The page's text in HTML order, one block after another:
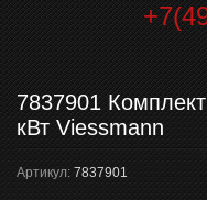
7837901
кВт Viessmann
Артикул: 7837901
ChatApp
online
Мессенджеры
Свяжитесь с нами
мессенджер!